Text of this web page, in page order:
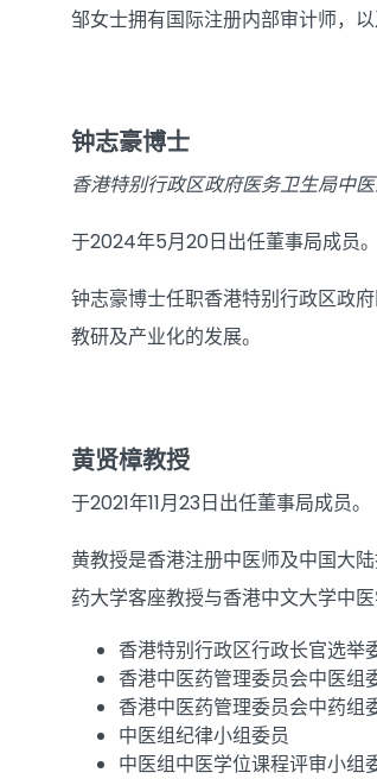
邹女士拥有国际注册内部审计师，
钟志豪博士
香港特别行政区政府医务卫生局中
于2024年5月20日出任董事局成员。
钟志豪博士任职香港特别行政区政
教研及产业化的发展。
黄贤樟教授
于2021年11月23日出任董事局成员。
黄教授是香港注册中医师及中国大
药大学客座教授与香港中文大学中
香港特别行政区行政长官选举
香港中医药管理委员会中医组
香港中医药管理委员会中药组
中医组纪律小组委员
中医组中医学位课程评审小组